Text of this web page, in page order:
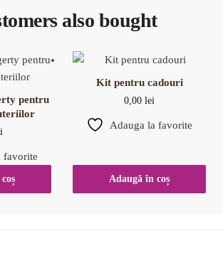
also bought
pentru
favorite
Kit pentru cadouri
0,00lei
Adaugă în coș
Adauga la favorite